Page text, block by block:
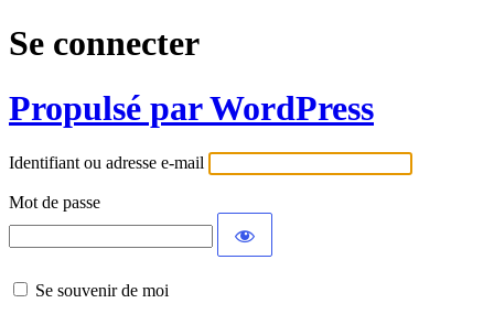
Se connecter
Propulsé par WordPress
Identifiant ou adresse e-mail
Mot de passe
Se souvenir de moi